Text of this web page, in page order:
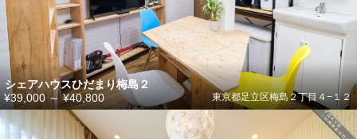
シェアハウスひだまり梅島２
東京都足立区梅島２丁目４−１２
¥39,000～¥40,800